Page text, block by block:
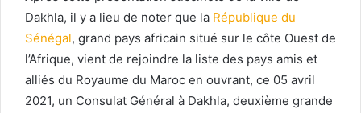
Dakhla, il y a lieu de noter que la République du
Sénégal, grand pays africain situé sur le côte Ouest de
l’Afrique, vient de rejoindre la liste des pays amis et
alliés du Royaume du Maroc en ouvrant, ce 05 avril
2021, un Consulat Général à Dakhla, deuxième grande